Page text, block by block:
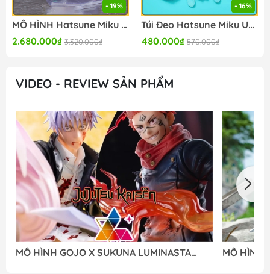
- 19%
MÔ HÌNH Hatsune Miku - Racing 2025 Ver - Figma (#SP-174) (Good Smile Racing) FIGURE CHÍNH HÃNG
2.680.000₫ 3.320.000₫
- 16%
Túi Đeo Hatsune Miku Uwa Series Itabag Soft Smiling - Bông (BilibiliGoods) Plushie CHÍNH HÃNG
480.000₫ 570.000₫
VIDEO - REVIEW SẢN PHẨM
MÔ HÌNH GOJO X SUKUNA LUMINASTA
MÔ HÌNH